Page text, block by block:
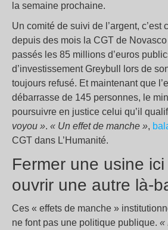
la semaine prochaine.
Un comité de suivi de l’argent, c’est
depuis des mois la CGT de
passés les 85 millions d’euros
d’investissement Greybull lors de
toujours refusé. Et maintenant que
débarrasse de 145 personnes, le
poursuivre en justice celui qu’il
voyou ». « Un effet de manche »,
CGT dans L’Humanité.
Fermer une usine
ouvrir une autre là-
Ces « effets de manche »
ne font pas une politique publique. «